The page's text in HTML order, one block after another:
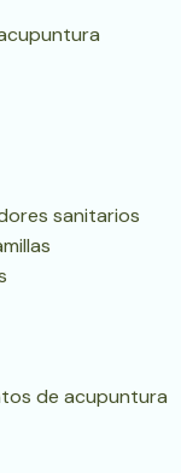
sanitarios
de acupuntura